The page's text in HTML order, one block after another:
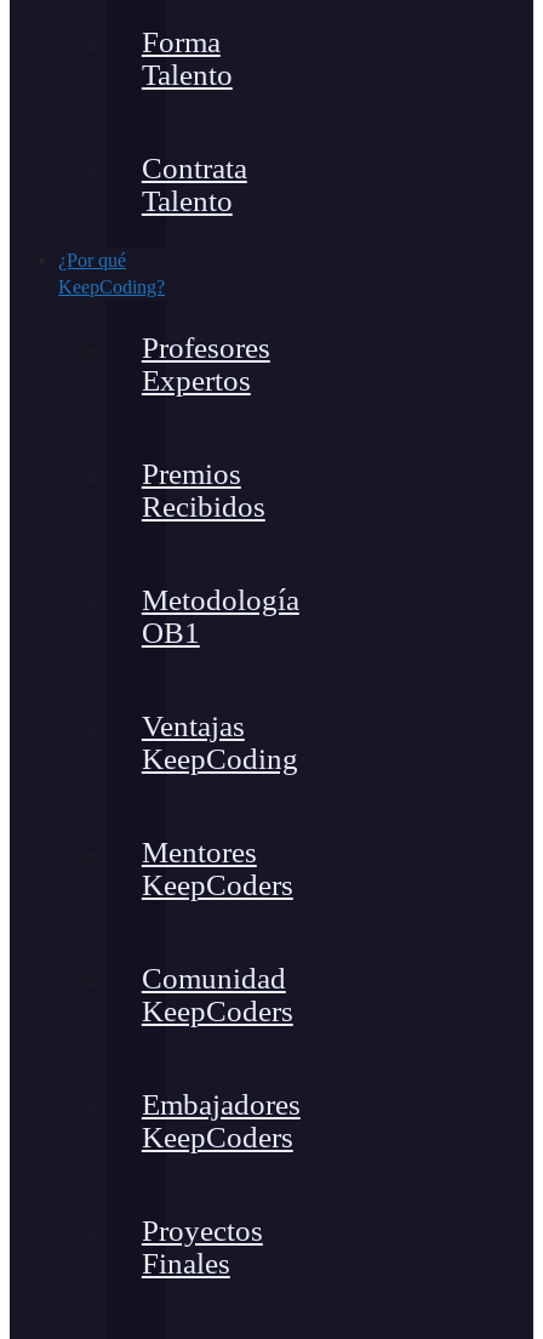
Forma
Talento
Contrata
Talento
¿Por qué
KeepCoding?
Profesores
Expertos
Premios
Recibidos
Metodología
OB1
Ventajas
KeepCoding
Mentores
KeepCoders
Comunidad
KeepCoders
Embajadores
KeepCoders
Proyectos
Finales